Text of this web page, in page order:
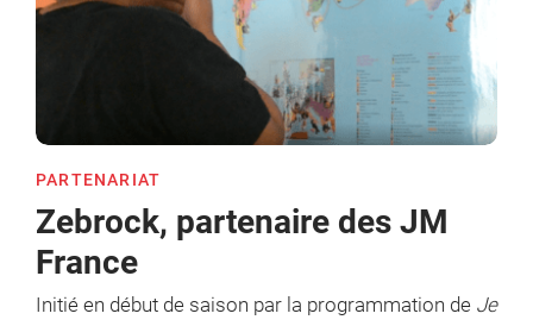
PARTENARIAT
Zebrock, partenaire des JM
France
Initié en début de saison par la programmation de Je